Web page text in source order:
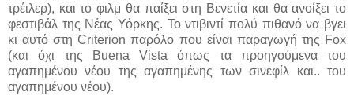
τρέιλερ), και το φιλμ θα παίξει στη Βενετία και θα ανοίξει το
φεστιβάλ της Νέας Υόρκης. Το ντιβιντί πολύ πιθανό να βγει
κι αυτό στη Criterion παρόλο που είναι παραγωγή της Fox
(και όχι της Buena Vista όπως τα προηγούμενα του
αγαπημένου νέου της αγαπημένης των σινεφίλ και.. του
αγαπημένου νέου).